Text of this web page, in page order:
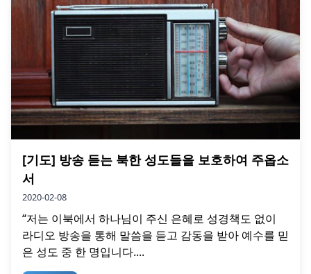
[기도] 방송 듣는 북한 성도들을 보호하여 주옵소
서
2020-02-08
“저는 이북에서 하나님이 주신 은혜로 성경책도 없이
라디오 방송을 통해 말씀을 듣고 감동을 받아 예수를 믿
은 성도 중 한 명입니다....